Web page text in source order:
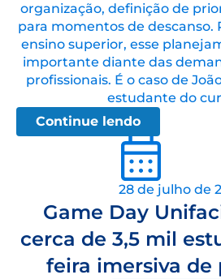
organização, definição de
para momentos de descanso.
ensino superior, esse
importante diante das
profissionais. É o caso de
estudante do
Continue lendo
28 de julho de
Game Day
cerca de 3,5 mil
feira imersiva de